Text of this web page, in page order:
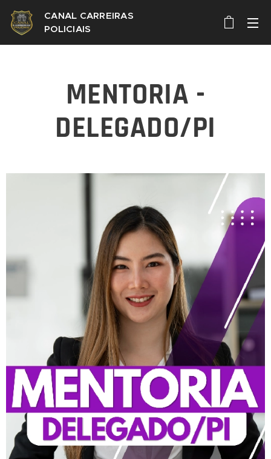
CANAL CARREIRAS
POLICIAIS
MENTORIA -
DELEGADO/PI